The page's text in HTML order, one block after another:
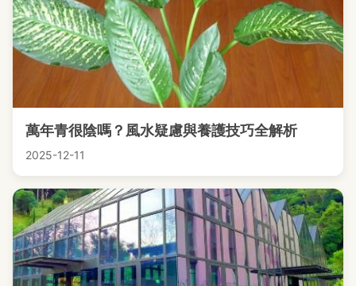
萬年青很陰嗎？風水疑慮與養護技巧全解析
2025-12-11